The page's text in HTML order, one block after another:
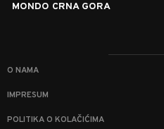
MONDO CRNA GORA
O NAMA
IMPRESUM
POLITIKA O KOLAČIĆIMA